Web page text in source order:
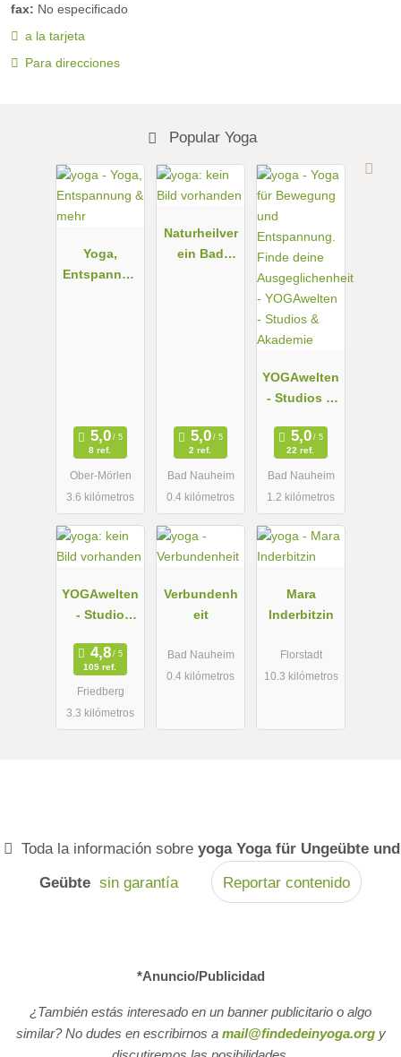
fax: No especificado
a la tarjeta
Para direcciones
Popular Yoga
Yoga,
Entspannun
8 ref.
Ober-Mörlen
3.6 kilómetros
Naturheilver
ein Bad
2 ref.
Bad Nauheim
0.4 kilómetros
YOGAwelten
- Studios &
22 ref.
Bad Nauheim
1.2 kilómetros
YOGAwelten
- Studio
105 ref.
Friedberg
3.3 kilómetros
Verbundenh
eit
Bad Nauheim
0.4 kilómetros
Mara
Inderbitzin
Florstadt
10.3 kilómetros
Toda la información sobreyoga Yoga für Ungeübte und
Geübte sin garantía Reportar contenido
*Anuncio/Publicidad
¿También estás interesado en un banner publicitario o algo
similar? No dudes en escribirnos a mail@findedeinyoga.orgy